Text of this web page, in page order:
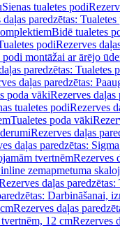
Sienas tualetes podi
daļas paredzētas:
Bidē tualetes
podiRezerves
podi montāžai ar ārējo
paredzētas: Tualetes
daļas paredzētas:
poda vākiRezerves daļas
tualetes podiRezerves
Tualetes poda vāki
Rezerves daļas
daļas paredzētas:
tvertnēmRezerves
zemapmetuma
daļas
Darbināšanai,
Rezerves daļas
12 cmRezerves